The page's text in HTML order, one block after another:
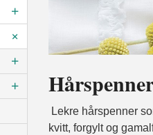
Lekre hårspenner
kvitt, forgylt og